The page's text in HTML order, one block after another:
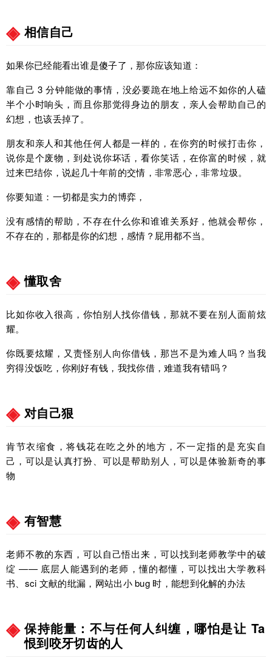
相信自己
如果你已经能看出谁是傻子了，那你应该知道：
靠自己 3 分钟能做的事情，没必要跪在地上给远不如你的人磕
半个小时响头，而且你那觉得身边的朋友，亲人会帮助自己的
幻想，也该丢掉了。
朋友和亲人和其他任何人都是一样的，在你穷的时候打击你，
说你是个废物，到处说你坏话，看你笑话，在你富的时候，就
过来巴结你，说起几十年前的交情，非常恶心，非常垃圾。
你要知道：一切都是实力的博弈，
没有感情的帮助，不存在什么你和谁谁关系好，他就会帮你，
不存在的，那都是你的幻想，感情？屁用都不当。
懂取舍
比如你收入很高，你怕别人找你借钱，那就不要在别人面前炫
耀。
你既要炫耀，又责怪别人向你借钱，那岂不是为难人吗？当我
穷得没饭吃，你刚好有钱，我找你借，难道我有错吗？
对自己狠
肯节衣缩食，将钱花在吃之外的地方，不一定指的是充实自
己，可以是认真打扮、可以是帮助别人，可以是体验新奇的事
物
有智慧
老师不教的东西，可以自己悟出来，可以找到老师教学中的破
绽 —— 底层人能遇到的老师，懂的都懂，可以找出大学教科
书、sci 文献的纰漏，网站出小 bug 时，能想到化解的办法
保持能量：不与任何人纠缠，哪怕是让 Ta
恨到咬牙切齿的人